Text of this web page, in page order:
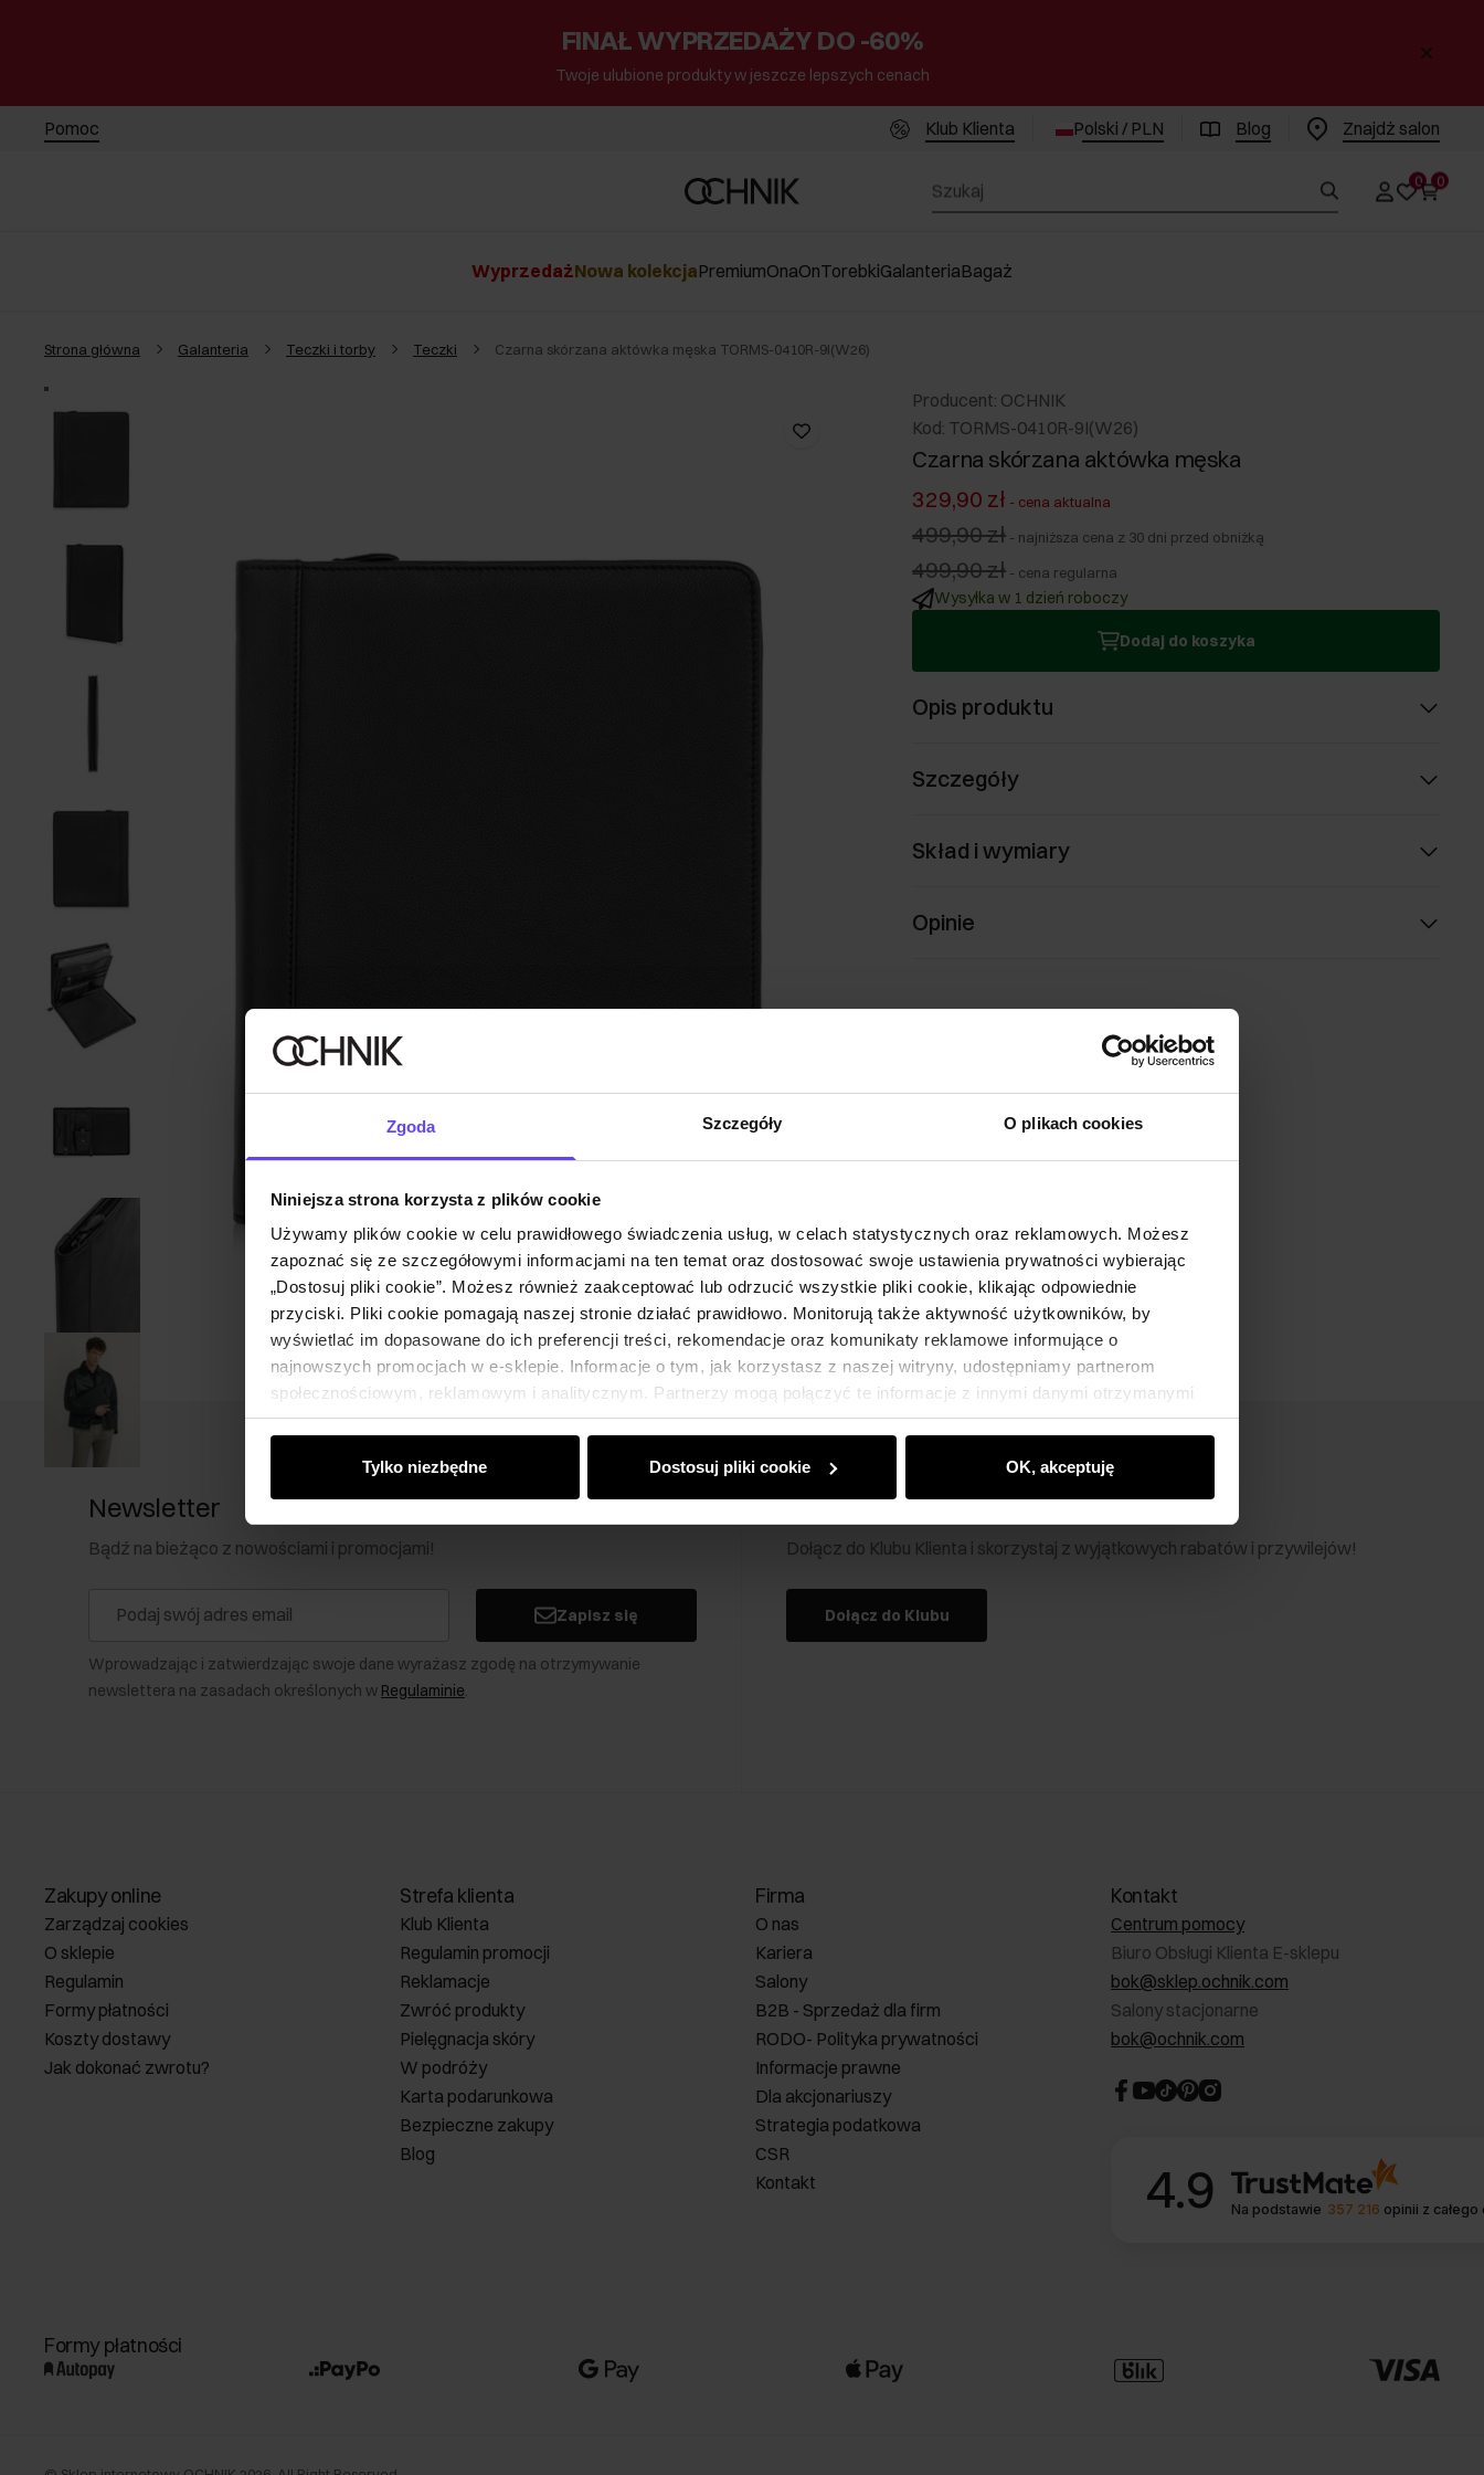
Zgoda Szczegóły O plikach cookies
Niniejsza strona korzysta z plików cookie
Używamy plików cookie w celu prawidłowego świadczenia usług, w celach statystycznych oraz reklamowych. Możesz
zapoznać się ze szczegółowymi informacjami na ten temat oraz dostosować swoje ustawienia prywatności wybierając
„Dostosuj pliki cookie”. Możesz również zaakceptować lub odrzucić wszystkie pliki cookie, klikając odpowiednie
przyciski. Pliki cookie pomagają naszej stronie działać prawidłowo. Monitorują także aktywność użytkowników, by
wyświetlać im dopasowane do ich preferencji treści, rekomendacje oraz komunikaty reklamowe informujące o
najnowszych promocjach w e-sklepie. Informacje o tym, jak korzystasz z naszej witryny, udostępniamy partnerom
społecznościowym, reklamowym i analitycznym. Partnerzy mogą połączyć te informacje z innymi danymi otrzymanymi
od Ciebie lub uzyskanymi podczas korzystania z ich usług.
Tylko niezbędne Dostosuj pliki cookie OK, akceptuję
FINAŁ WYPRZEDAŻY DO -60%
Twoje ulubione produkty w jeszcze lepszych cenach
Pomoc Klub Klienta Polski / PLN Blog Znajdż salon
0 0
WyprzedażNowa kolekcjaPremiumOnaOnTorebkiGalanteriaBagaż
Strona główna Galanteria Teczki i torby Teczki Czarna skórzana aktówka męska TORMS-0410R-9I(W26)
Producent: OCHNIK
Kod: TORMS-0410R-9I(W26)
Czarna skórzana aktówka męska
329,90 zł - cena aktualna
499,90 zł - najniższa cena z 30 dni przed obniżką
499,90 zł - cena regularna
Wysyłka w 1 dzień roboczy
Dodaj do koszyka
Opis produktu
Szczegóły
Skład i wymiary
Opinie
Newsletter
Bądź na bieżąco z nowościami i promocjami!
Zapisz się
Wprowadzając i zatwierdzając swoje dane wyrażasz zgodę na otrzymywanie
newslettera na zasadach określonych w Regulaminie.
Klub Klienta Ochnik
Dołącz do Klubu Klienta i skorzystaj z wyjątkowych rabatów i przywilejów!
Dołącz do Klubu
Zakupy online
Zarządzaj cookies
O sklepie
Regulamin
Formy płatności
Koszty dostawy
Jak dokonać zwrotu?
Strefa klienta
Klub Klienta
Regulamin promocji
Reklamacje
Zwróć produkty
Pielęgnacja skóry
W podróży
Karta podarunkowa
Bezpieczne zakupy
Blog
Firma
O nas
Kariera
Salony
B2B - Sprzedaż dla firm
RODO- Polityka prywatności
Informacje prawne
Dla akcjonariuszy
Strategia podatkowa
CSR
Kontakt
Kontakt
Centrum pomocy
Biuro Obsługi Klienta E-sklepu
bok@sklep.ochnik.com
Salony stacjonarne
bok@ochnik.com
4.9 Na podstawie 357 216 opinii z
Formy płatności